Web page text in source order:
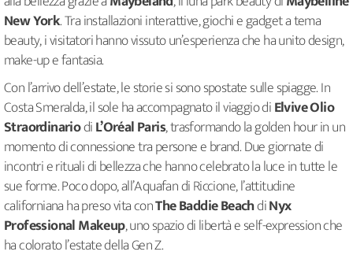
New York. Tra installazioni interattive, giochi e gadget a tema
beauty, i visitatori hanno vissuto un’esperienza che ha unito design,
make-up e fantasia.
Con l’arrivo dell’estate, le storie si sono spostate sulle spiagge. In
Costa Smeralda, il sole ha accompagnato il viaggio diElvive Olio
StraordinariodiL’Oréal Paris, trasformando la golden hour in un
momento di connessione tra persone e brand. Due giornate di
incontri e rituali di bellezza che hanno celebrato la luce in tutte le
sue forme. Poco dopo, all’Aquafan di Riccione, l’attitudine
californiana ha preso vita conThe Baddie BeachdiNyx
Professional Makeup, uno spazio di libertà e self-expression che
ha colorato l’estate della Gen Z.